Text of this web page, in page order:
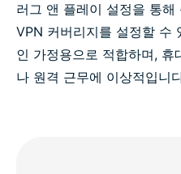
러그 앤 플레이 설정을 통해
VPN 커버리지를 설정할 수
인 가정용으로 적합하며,
나 원격 근무에 이상적입니